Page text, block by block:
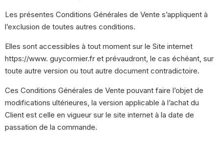
Les présentes Conditions Générales de Vente s’appliquent à
l’exclusion de toutes autres conditions.
Elles sont accessibles à tout moment sur le Site internet
https://www. guycormier.fr et prévaudront, le cas échéant, sur
toute autre version ou tout autre document contradictoire.
Ces Conditions Générales de Vente pouvant faire l’objet de
modifications ultérieures, la version applicable à l’achat du
Client est celle en vigueur sur le site internet à la date de
passation de la commande.